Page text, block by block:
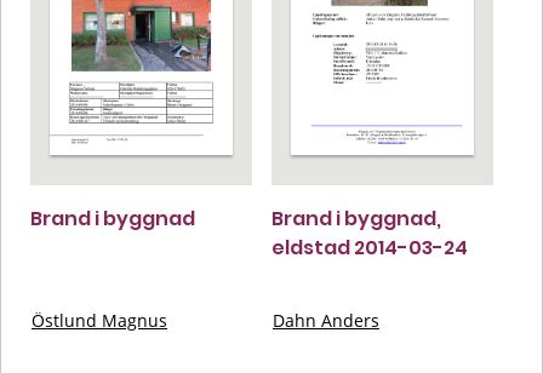
Brand i byggnad
Östlund Magnus
Brand i byggnad,
eldstad 2014-03-24
Dahn Anders